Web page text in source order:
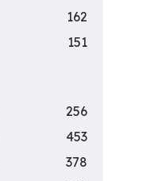
162
151
256
453
378